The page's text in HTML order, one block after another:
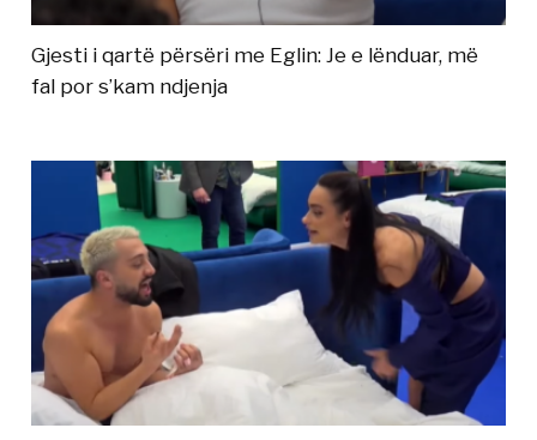
Gjesti i qartë përsëri me Eglin: Je e lënduar, më
fal por s’kam ndjenja